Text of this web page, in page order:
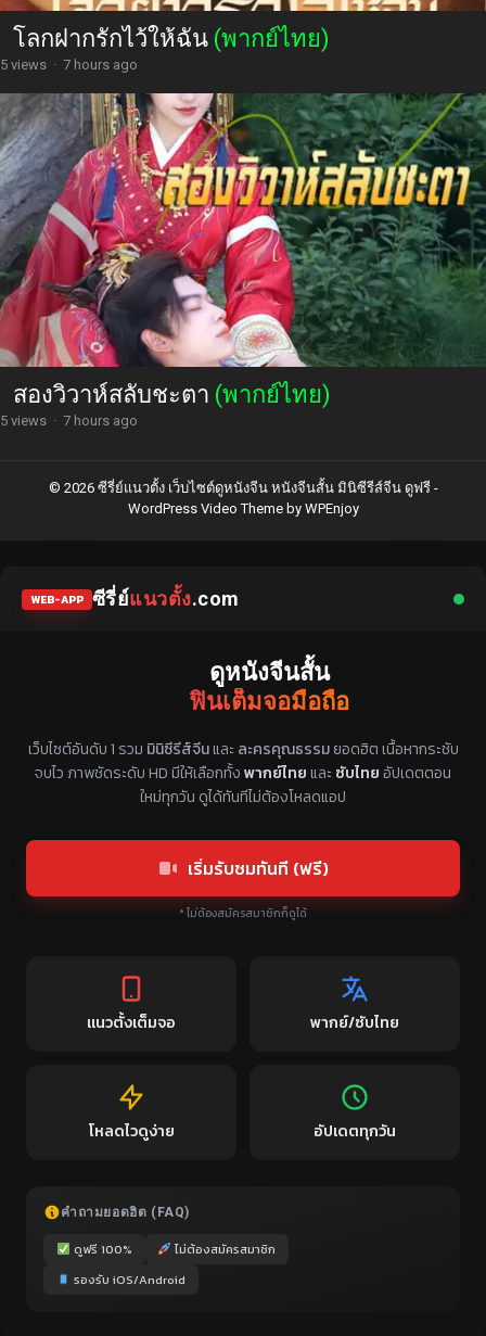
โลกฝากรักไว้ให้ฉัน (พากย์ไทย)
5 views · 7 hours ago
สองวิวาห์สลับชะตา (พากย์ไทย)
5 views · 7 hours ago
© 2026 ซีรี่ย์แนวตั้ง เว็บไซต์ดูหนังจีน หนังจีนสั้น มินิซีรีส์จีน ดูฟรี -
WordPress Video Themeby WPEnjoy
WEB-APP ซีรี่ย์แนวตั้ง.com
ดูหนังจีนสั้น
ฟินเต็มจอมือถือ
แหล่งรวมซีรี่ย์จีนแนวตั้ง พากย์ไทย ซับไทย
เว็บไซต์อันดับ 1 รวม มินิซีรีส์จีนและ ละครคุณธรรมยอดฮิต เนื้อหากระชับ
จบไว ภาพชัดระดับ HD มีให้เลือกทั้งพากย์ไทยและ ซับไทยอัปเดตตอน
ใหม่ทุกวัน ดูได้ทันทีไม่ต้องโหลดแอป
เริ่มรับชมทันที (ฟรี)
* ไม่ต้องสมัครสมาชิกก็ดูได้
แนวตั้งเต็มจอ พากย์/ซับไทย
โหลดไวดูง่าย อัปเดตทุกวัน
คำถามยอดฮิต (FAQ)
ดูฟรี 100%
ไม่ต้องสมัครสมาชิก
รองรับ iOS/Android